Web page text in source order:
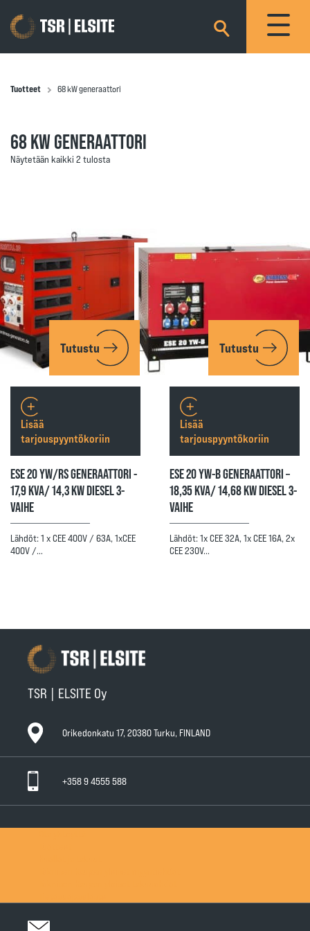
×
Tuotteet 68 kW generaattori
68 KW GENERAATTORI
Näytetään kaikki 2 tulosta
Tutustu
ESE 20 YW/RS GENERAATTORI -
17,9 KVA/ 14,3 KW DIESEL 3-
VAIHE
Lähdöt: 1 x CEE 400V / 63A, 1xCEE
400V /…
Lisää
tarjouspyyntökoriin
Tutustu
ESE 20 YW-B GENERAATTORI –
18,35 KVA/ 14,68 KW DIESEL 3-
VAIHE
Lähdöt: 1x CEE 32A, 1x CEE 16A, 2x
CEE 230V…
Lisää
tarjouspyyntökoriin
TSR | ELSITE Oy
Orikedonkatu 17, 20380 Turku, FINLAND
+358 9 4555 588